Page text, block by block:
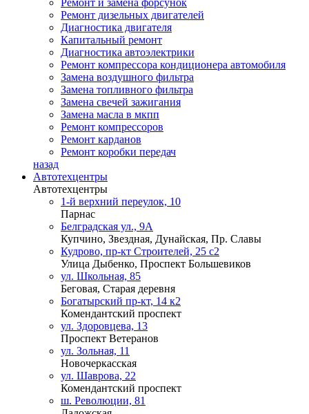
Ремонт и замена форсунок
Ремонт дизельных двигателей
Диагностика двигателя
Капитальный ремонт
Диагностика автоэлектрики
Ремонт компрессора кондиционера автомобиля
Замена воздушного фильтра
Замена топливного фильтра
Замена свечей зажигания
Замена масла в мкпп
Ремонт компрессоров
Ремонт карданов
Ремонт коробки передач
назад
Автотехцентры
Автотехцентры
1-й верхний переулок, 10
Парнас
Белградская ул., 9А
Купчино, Звездная, Дунайская, Пр. Славы
Кудрово, пр-кт Строителей, 25 с2
Улица Дыбенко, Проспект Большевиков
ул. Школьная, 85
Беговая, Старая деревня
Богатырский пр-кт, 14 к2
Комендантский проспект
ул. Здоровцева, 13
Проспект Ветеранов
ул. Зольная, 11
Новочеркасская
ул. Шаврова, 22
Комендантский проспект
ш. Революции, 81